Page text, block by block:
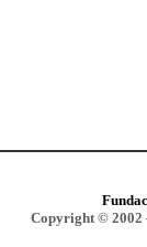
Copyright © 2002